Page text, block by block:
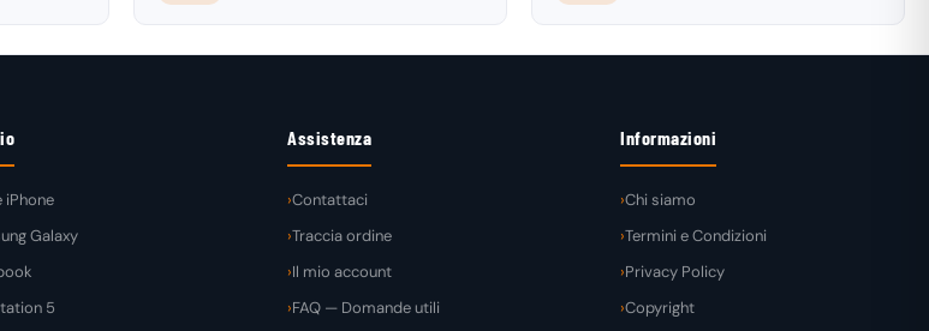
iPhone
Galaxy
5
Assistenza
Contattaci
Traccia ordine
Il mio account
FAQ — Domande utili
Informazioni
Chi siamo
Termini e Condizioni
Privacy Policy
Copyright